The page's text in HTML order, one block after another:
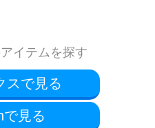
イテムを探す
スで見る
で見る